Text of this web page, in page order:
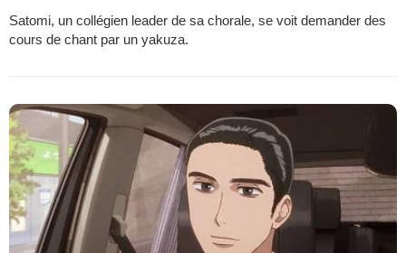
Satomi, un collégien leader de sa chorale, se voit demander des
cours de chant par un yakuza.